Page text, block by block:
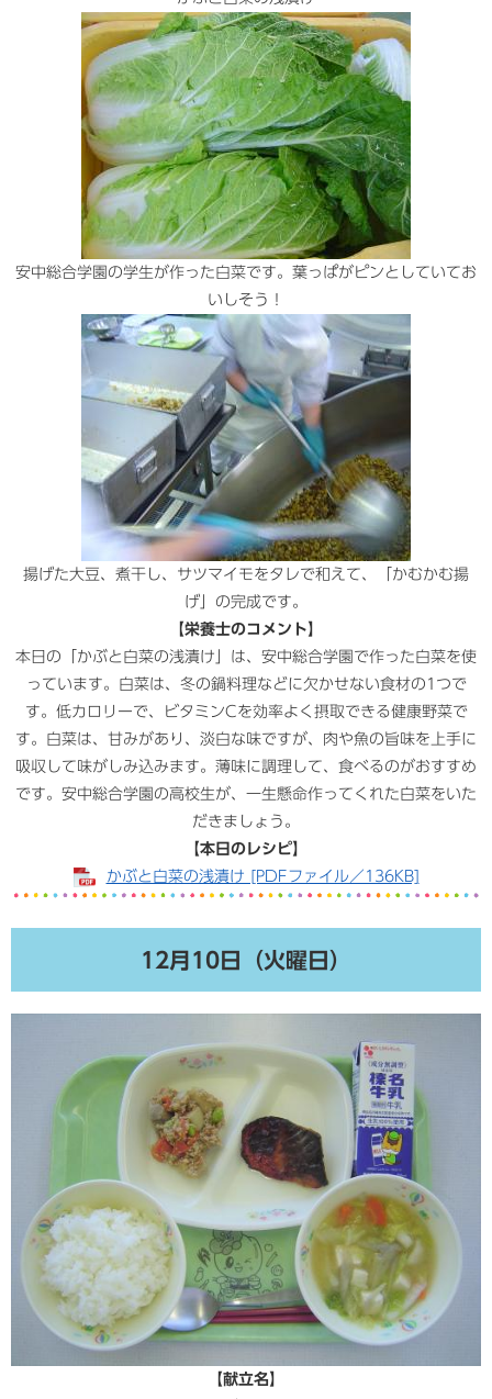
安中総合学園の学生が作った白菜です。葉っぱがピンとしていてお
いしそう！
揚げた大豆、煮干し、サツマイモをタレで和えて、「かむかむ揚
げ」の完成です。
【栄養士のコメント】
本日の「かぶと白菜の浅漬け」は、安中総合学園で作った白菜を使
っています。白菜は、冬の鍋料理などに欠かせない食材の1つで
す。低カロリーで、ビタミンCを効率よく摂取できる健康野菜で
す。白菜は、甘みがあり、淡白な味ですが、肉や魚の旨味を上手に
吸収して味がしみ込みます。薄味に調理して、食べるのがおすすめ
です。安中総合学園の高校生が、一生懸命作ってくれた白菜をいた
だきましょう。​
【本日のレシピ】
かぶと白菜の浅漬け [PDFファイル／136KB]
12月10日（火曜日）
【献立名】